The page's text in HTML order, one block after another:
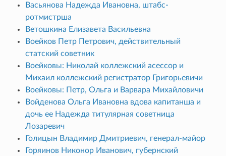
Васьянова Надежда Ивановна, штабс-
ротмистрша
Ветошкина Елизавета Васильевна
Воейков Петр Петрович, действительный
статский советник
Воейковы: Николай коллежский асессор и
Михаил коллежский регистратор Григорьевичи
Воейковы: Петр, Ольга и Варвара Михайловичи
Войденова Ольга Ивановна вдова капитанша и
дочь ее Надежда титулярная советница
Лозаревич
Голицын Владимир Дмитриевич, генерал-майор
Горяинов Никонор Иванович, губернский